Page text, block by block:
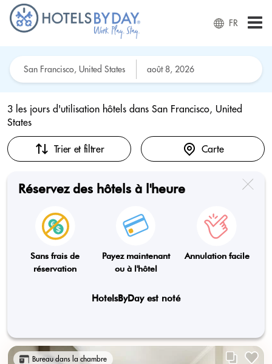
FR
3 les jours d'utilisation hôtels dans San Francisco, United
States
Trier et filtrer Carte
Réservez des hôtels à l'heure
Sans frais de
réservation
Payez maintenant
ou à l'hôtel
Annulation facile
HotelsByDay est noté
Bureau dans la chambre